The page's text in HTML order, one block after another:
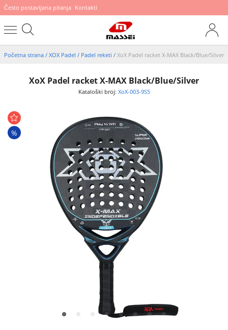
Često postavljana pitanja Kontakti
Početna strana / XOX Padel / Padel reketi / XoX Padel racket X-MAX Black/Blue/Silver
XoX Padel racket X-MAX Black/Blue/Silver
Kataloški broj: XoX-003-9S5
%